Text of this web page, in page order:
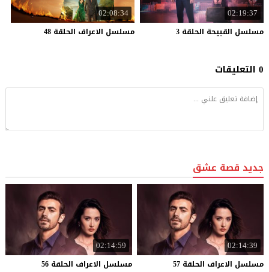
02:19:37
مسلسل القبيحة الحلقة 3
02:08:34
مسلسل الاعراف الحلقة 48
0 التعليقات
جديد قصة عشق
02:14:39
مسلسل الاعراف الحلقة 57
02:14:59
مسلسل الاعراف الحلقة 56